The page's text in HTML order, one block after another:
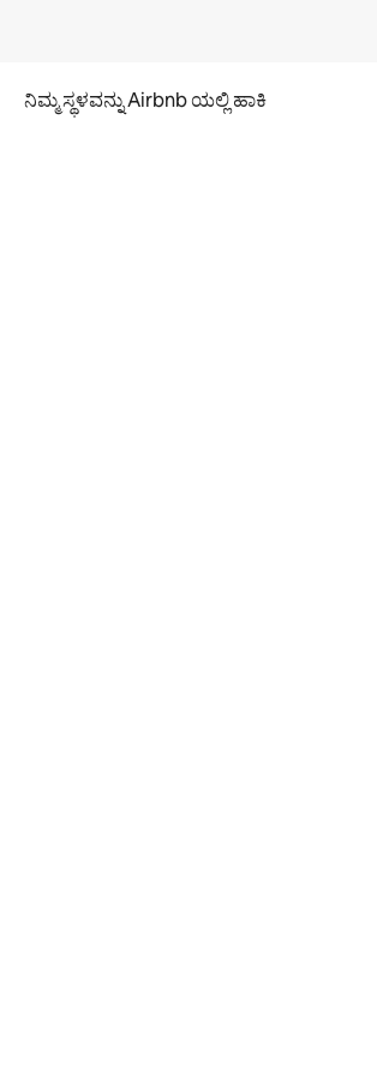
ನಿಮ್ಮ ಸ್ಥಳವನ್ನು Airbnb ಯಲ್ಲಿ ಹಾಕಿ